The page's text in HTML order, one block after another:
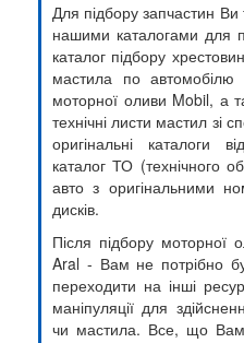
Для підбору запчастин
нашими каталогами для
каталог підбору
мастила по автомобілю
моторної оливи Mobil, а
технічні листи мастил зі
оригінальні каталоги
каталог ТО (технічного
авто з оригінальними
дисків.
Після підбору моторної
Aral - Вам не потрібно
переходити на інші
маніпуляції для
чи мастила. Все, що Вам